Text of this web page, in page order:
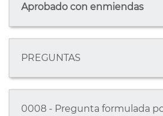
Aprobado con enmiendas
PREGUNTAS
0008 - Pregunta formulada